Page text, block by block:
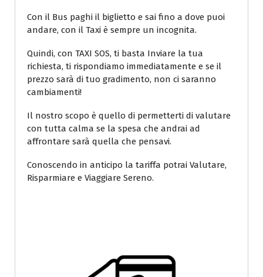
Con il Bus paghi il biglietto e sai fino a dove puoi
andare, con il Taxi è sempre un incognita.
Quindi, con TAXI SOS, ti basta Inviare la tua
richiesta, ti rispondiamo immediatamente e se il
prezzo sarà di tuo gradimento, non ci saranno
cambiamenti!
Il nostro scopo è quello di permetterti di valutare
con tutta calma se la spesa che andrai ad
affrontare sarà quella che pensavi.
Conoscendo in anticipo la tariffa potrai Valutare,
Risparmiare e Viaggiare Sereno.